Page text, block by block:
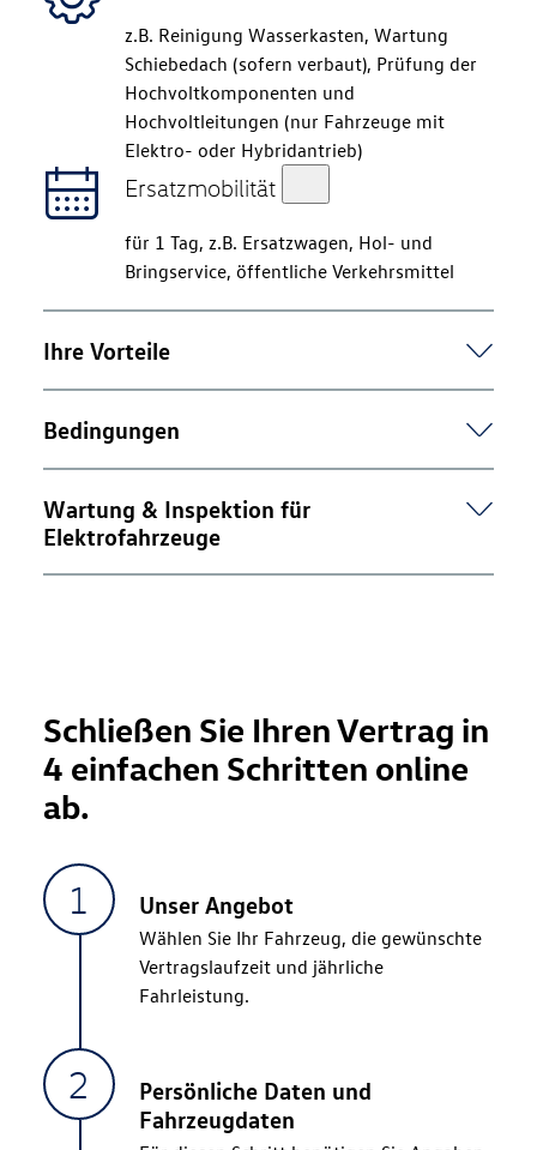
z.B. Reinigung Wasserkasten, Wartung
Schiebedach (sofern verbaut), Prüfung der
Hochvoltkomponenten und
Hochvoltleitungen (nur Fahrzeuge mit
Elektro- oder Hybridantrieb)
Ersatzmobilität
für 1 Tag, z.B. Ersatzwagen, Hol- und
Bringservice, öffentliche Verkehrsmittel
Ihre Vorteile
Geringe, konstante Monatsbeiträge
Keine Obergrenze
Keine Beschränkung
Inspektionsarbeiten
herstelleranerkannten
Werkstätten
Ersatzmobilität
Werterhalt Ihres Fahrzeuges
Bedingungen
24 bis 48 Monate
Privatkunden
Wartung & Inspektion für
Elektrofahrzeuge
Schließen Sie Ihren Vertrag in
4 einfachen Schritten online
ab.
Unser Angebot
Wählen Sie Ihr Fahrzeug, die gewünschte
Vertragslaufzeit und jährliche
Fahrleistung.
Persönliche Daten und
Fahrzeugdaten